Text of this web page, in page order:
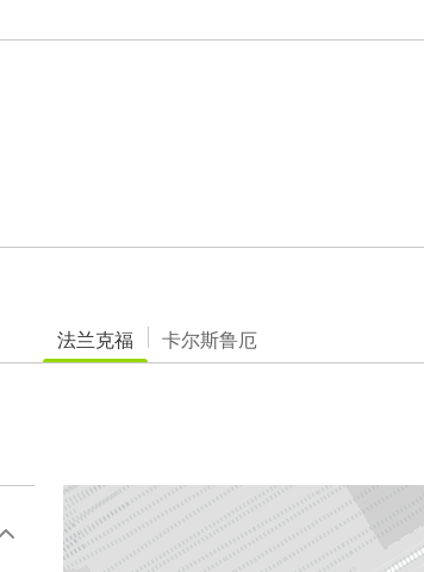
法兰克福 卡尔斯鲁厄